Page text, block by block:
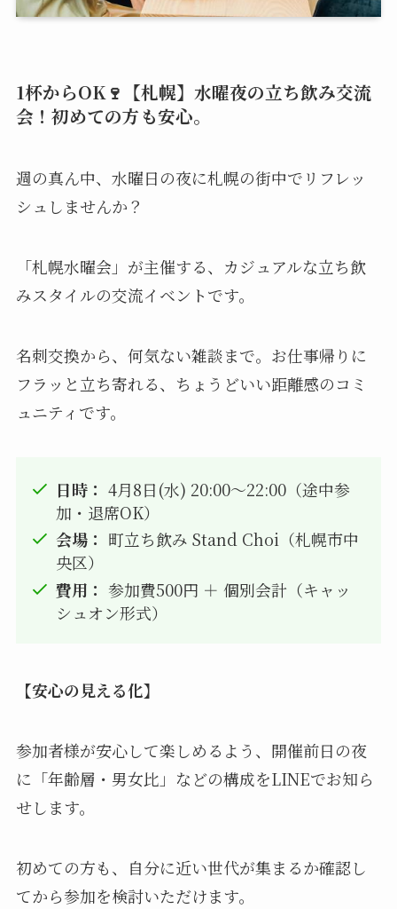
1杯からOK🍷【札幌】水曜夜の立ち飲み交流
会！初めての方も安心。
週の真ん中、水曜日の夜に札幌の街中でリフレッ
シュしませんか？
「札幌水曜会」が主催する、カジュアルな立ち飲
みスタイルの交流イベントです。
名刺交換から、何気ない雑談まで。お仕事帰りに
フラッと立ち寄れる、ちょうどいい距離感のコミ
ュニティです。
日時： 4月8日(水) 20:00～22:00（途中参
加・退席OK）
会場： 町立ち飲み Stand Choi（札幌市中
央区）
費用： 参加費500円 ＋ 個別会計（キャッ
シュオン形式）
【安心の見える化】
参加者様が安心して楽しめるよう、開催前日の夜
に「年齢層・男女比」などの構成をLINEでお知ら
せします。
初めての方も、自分に近い世代が集まるか確認し
てから参加を検討いただけます。